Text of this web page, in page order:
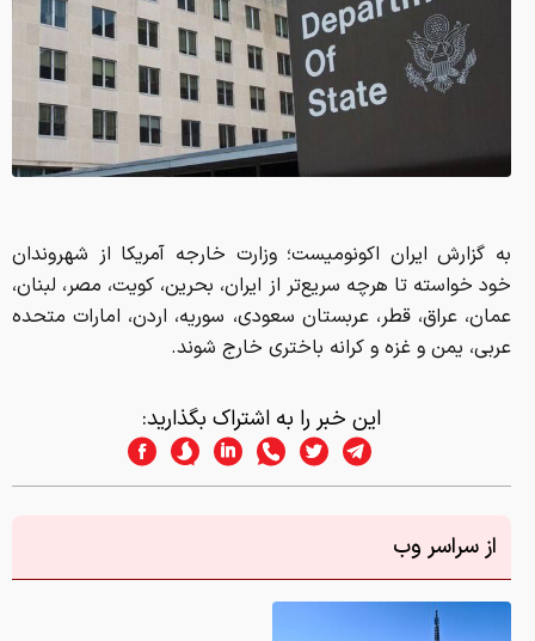
به گزارش ایران اکونومیست؛ وزارت خارجه آمریکا از شهروندان
خود خواسته تا هرچه سریع‌تر از ایران، بحرین، کویت، مصر، لبنان،
عمان، عراق، قطر، عربستان سعودی، سوریه، اردن، امارات متحده
عربی، یمن و غزه و کرانه باختری خارج شوند.
این خبر را به اشتراک بگذارید:
از سراسر وب